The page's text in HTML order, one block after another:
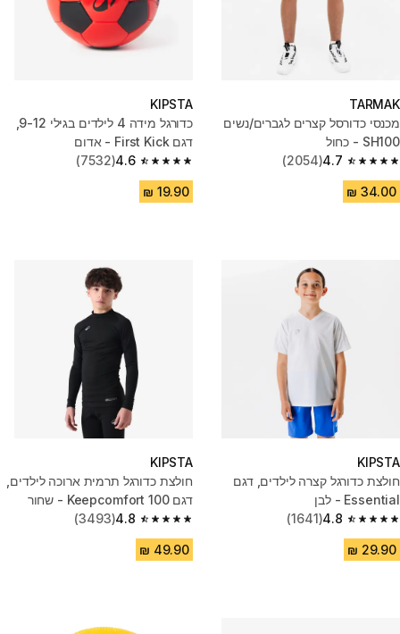
TARMAK
מכנסי כדורסל קצרים לגברים/נשים
SH100 - כחול
4.7
4.7 out of 5 stars from 2054 reviews
(2054)
KIPSTA
דגם First Kick - אדום
4.6
4.6 out of 5 stars from 7532 reviews
(7532)
KIPSTA
חולצת כדורגל קצרה לילדים, דגם
Essential - לבן
4.8
4.8 out of 5 stars from 1641 reviews
(1641)
KIPSTA
חולצת כדורגל תרמית ארוכה לילדים,
דגם Keepcomfort 100 - שחור
4.8
4.8 out of 5 stars from 3493 reviews
(3493)